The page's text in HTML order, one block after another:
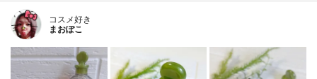
コスメ好き
まおぽこ